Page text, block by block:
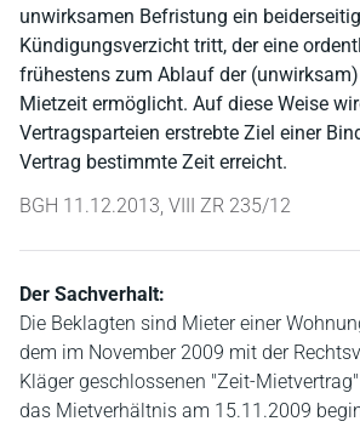
unwirksamen Befristung ein
Kündigungsverzicht tritt, der eine
frühestens zum Ablauf der
Mietzeit ermöglicht. Auf diese Weise
Vertragsparteien erstrebte Ziel einer
Vertrag bestimmte Zeit erreicht.
BGH 11.12.2013, VIII ZR 235/12
Der Sachverhalt:
Die Beklagten sind Mieter einer
dem im November 2009 mit der
Kläger geschlossenen "Zeit-
das Mietverhältnis am 15.11.2009